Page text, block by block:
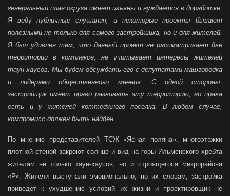
генеральный план округа имеет изъяны и нуждается в доработке.
Я веду публичные слушания, и некоторые проекты бывают
полезными не только для самого застройщика, но и для жителей.
Я был удивлен тем, что данный проект не рассматривает две
территории в комплексе, не учитывает интересы жителей
таун-хаусов. Мы будем обсуждать его с депутатами машгородка
и лидерами общественного мнения. С одной стороны,
застройщик имеет право развивать эту территорию, но права
есть и у жителей коттеджного поселка. В любом случае,
компромисс должен быть найден.
По мнению представителей ТСЖ «Ясная поляна», многоэтажки
плотной стеной закроют солнце и вид на горы Ильменского хребта
жителям не только таун-хаусов, но и строящегося микрорайона
«Р». Жители выступали эмоционально, по их словам, застройка
приведет к ухудшению условий их жизни и проектировщик не